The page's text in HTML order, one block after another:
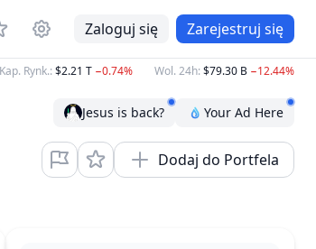
Zaloguj się Zarejestruj się
Rynk.:$2.21 T−0.74% Wol. 24h:$79.30 B−12.44% BTC
Jesus is back? Your Ad Here
Dodaj do Portfela